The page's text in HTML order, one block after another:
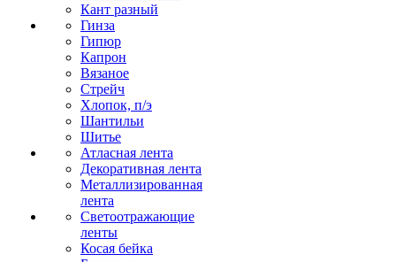
Кант разный
Гинза
Гипюр
Капрон
Вязаное
Стрейч
Хлопок, п/э
Шантильи
Шитье
Атласная лента
Декоративная лента
Металлизированная
лента
Светоотражающие
ленты
Косая бейка